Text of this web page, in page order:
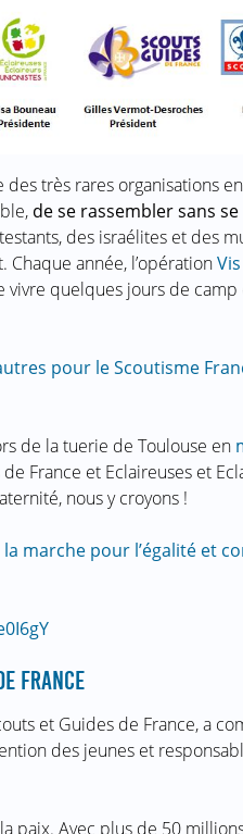
des très rares organisations
de se rassembler sans
des israélites et des
année, l’opération
vivre quelques jours de
pour le Scoutisme
de la tuerie de Toulouse en
France et Eclaireuses et
nous y croyons !
marche pour l’égalité et
FRANCE
et Guides de France, a
des jeunes et
paix. Avec plus de 50